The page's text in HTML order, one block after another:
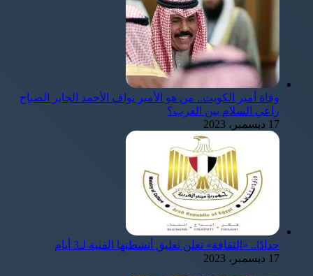
وفاة أمير الكويت.. من هو الأمير نواف الأحمد الجابر الصباح
راعي السلام بين العرب؟
17 ديسمبر، 2023
حدادًا.. «الثقافة» تعلن تعليق أنشطتها الفنية لـ3 أيام
17 ديسمبر، 2023